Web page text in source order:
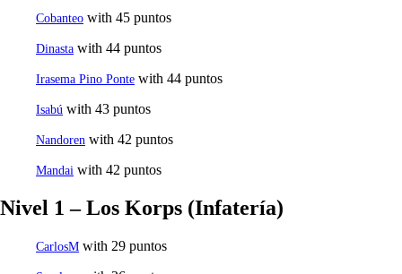
Cobanteo with 45 puntos
Dinasta with 44 puntos
Irasema Pino Ponte with 44 puntos
Isabú with 43 puntos
Nandoren with 42 puntos
Mandai with 42 puntos
Nivel 1 – Los Korps (Infatería)
CarlosM with 29 puntos